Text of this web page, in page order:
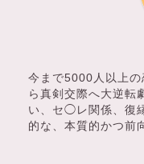
今まで5000人以上
ら真剣交際へ大逆転
い、セ◯レ関係、復
的な、本質的かつ前